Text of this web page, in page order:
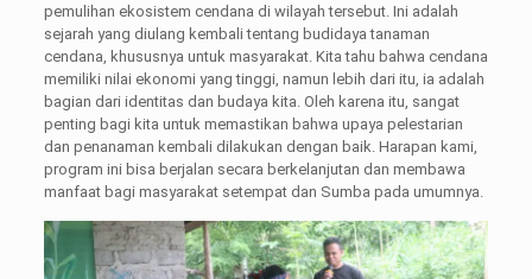
pemulihan ekosistem cendana di wilayah tersebut. Ini adalah
sejarah yang diulang kembali tentang budidaya tanaman
cendana, khususnya untuk masyarakat. Kita tahu bahwa cendana
memiliki nilai ekonomi yang tinggi, namun lebih dari itu, ia adalah
bagian dari identitas dan budaya kita. Oleh karena itu, sangat
penting bagi kita untuk memastikan bahwa upaya pelestarian
dan penanaman kembali dilakukan dengan baik. Harapan kami,
program ini bisa berjalan secara berkelanjutan dan membawa
manfaat bagi masyarakat setempat dan Sumba pada umumnya.